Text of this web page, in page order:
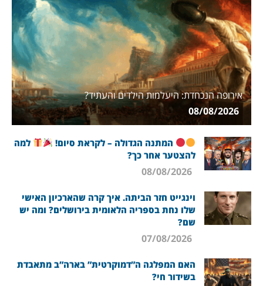
אירופה הנכחדת: היעלמות הילדים והעתיד?
המתנה הגדולה – לקראת סיום!
למה
להצטער אחר כך?
וינגייט חזר הביתה. איך קרה שהארכיון האישי
שלו נחת בספריה הלאומית בירושלים? ומה יש
שם?
האם המפלגה ה”דמוקרטית” בארה”ב מתאבדת
בשידור חי?